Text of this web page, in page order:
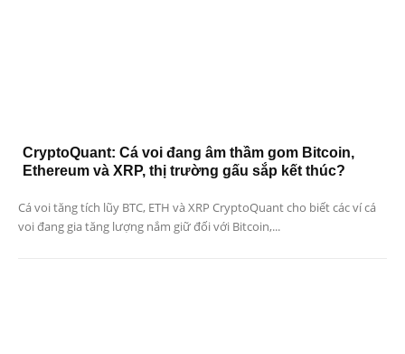
CryptoQuant: Cá voi đang âm thầm gom Bitcoin,
Ethereum và XRP, thị trường gấu sắp kết thúc?
Cá voi tăng tích lũy BTC, ETH và XRP CryptoQuant cho biết các ví cá
voi đang gia tăng lượng nắm giữ đối với Bitcoin,...